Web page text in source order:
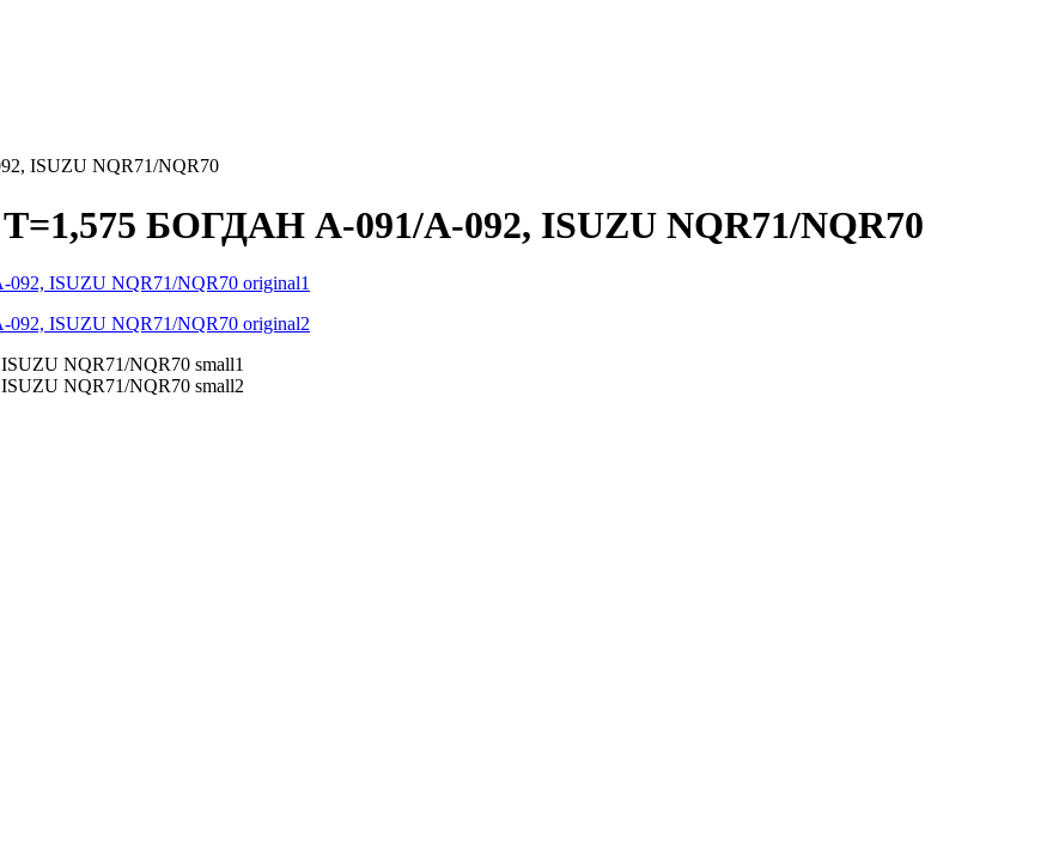
ISUZU NQR71/NQR70
БОГДАН А-091/А-092, ISUZU NQR71/NQR70